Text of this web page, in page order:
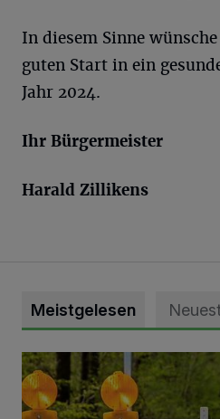
In diesem Sinne
guten Start in ein
Jahr 2024.
Ihr Bürgermeister
Harald Zillikens
Meistgelesen
Vollsperrung der Talstraße in